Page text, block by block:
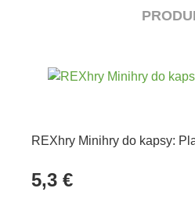
REXhry Minihry do kapsy:
5,3 €